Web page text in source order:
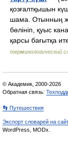
қозғалтқышын
шама. Отынның
бөлініп, қуыс
қарсы бағытқа
терминологический
© Академик, 2000-2026
Обратная связь:
👣 Путешествия
Экспорт словарей на
WordPress, MODx.